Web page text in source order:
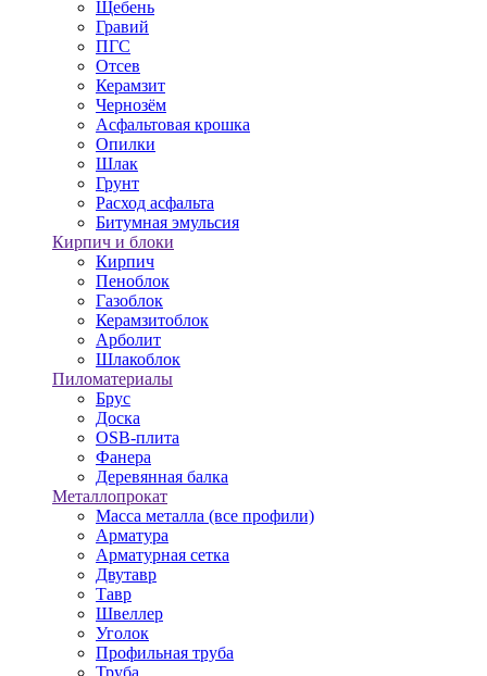
Щебень
Гравий
ПГС
Отсев
Керамзит
Чернозём
Асфальтовая крошка
Опилки
Шлак
Грунт
Расход асфальта
Битумная эмульсия
Кирпич и блоки
Кирпич
Пеноблок
Газоблок
Керамзитоблок
Арболит
Шлакоблок
Пиломатериалы
Брус
Доска
OSB-плита
Фанера
Деревянная балка
Металлопрокат
Масса металла (все профили)
Арматура
Арматурная сетка
Двутавр
Тавр
Швеллер
Уголок
Профильная труба
Труба